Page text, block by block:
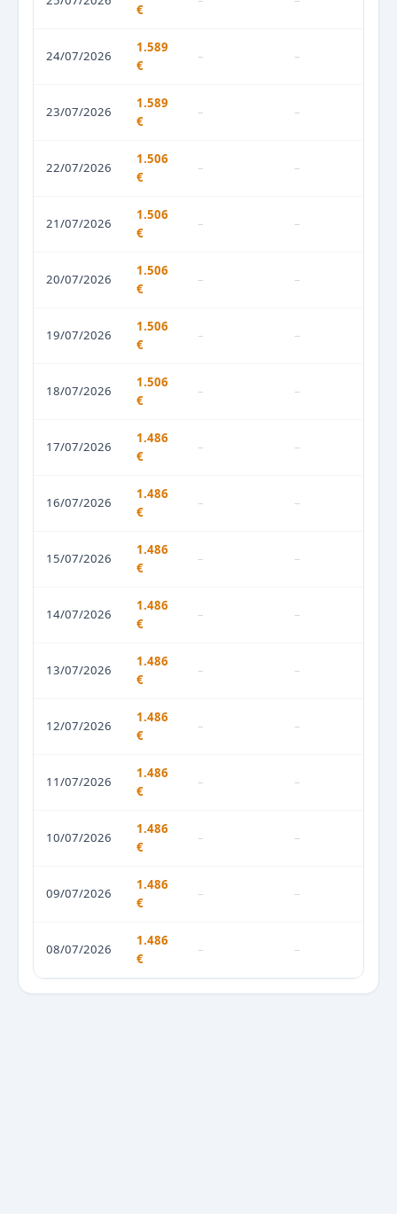
€
24/07/2026
1.589
€
– –
23/07/2026
1.589
€
– –
22/07/2026
1.506
€
– –
21/07/2026
1.506
€
– –
20/07/2026
1.506
€
– –
19/07/2026
1.506
€
– –
18/07/2026
1.506
€
– –
17/07/2026
1.486
€
– –
16/07/2026
1.486
€
– –
15/07/2026
1.486
€
– –
14/07/2026
1.486
€
– –
13/07/2026
1.486
€
– –
12/07/2026
1.486
€
– –
11/07/2026
1.486
€
– –
10/07/2026
1.486
€
– –
09/07/2026
1.486
€
– –
08/07/2026
1.486
€
– –